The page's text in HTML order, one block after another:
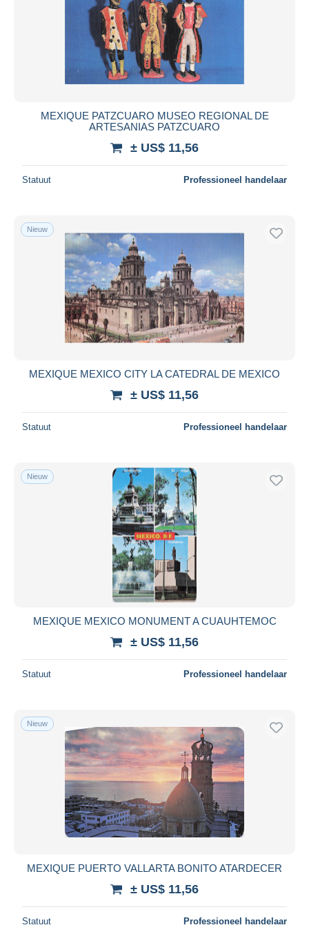
MEXIQUE PATZCUARO MUSEO REGIONAL DE
ARTESANIAS PATZCUARO
± US$ 11,56
Statuut Professioneel handelaar
Nieuw
MEXIQUE MEXICO CITY LA CATEDRAL DE MEXICO
± US$ 11,56
Statuut Professioneel handelaar
Nieuw
MEXIQUE MEXICO MONUMENT A CUAUHTEMOC
± US$ 11,56
Statuut Professioneel handelaar
Nieuw
MEXIQUE PUERTO VALLARTA BONITO ATARDECER
± US$ 11,56
Statuut Professioneel handelaar